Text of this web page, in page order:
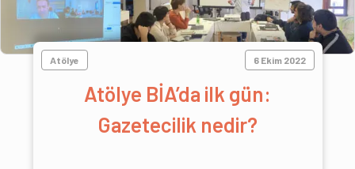
Atölye 6 Ekim 2022
Atölye BİA’da ilk gün:
Gazetecilik nedir?